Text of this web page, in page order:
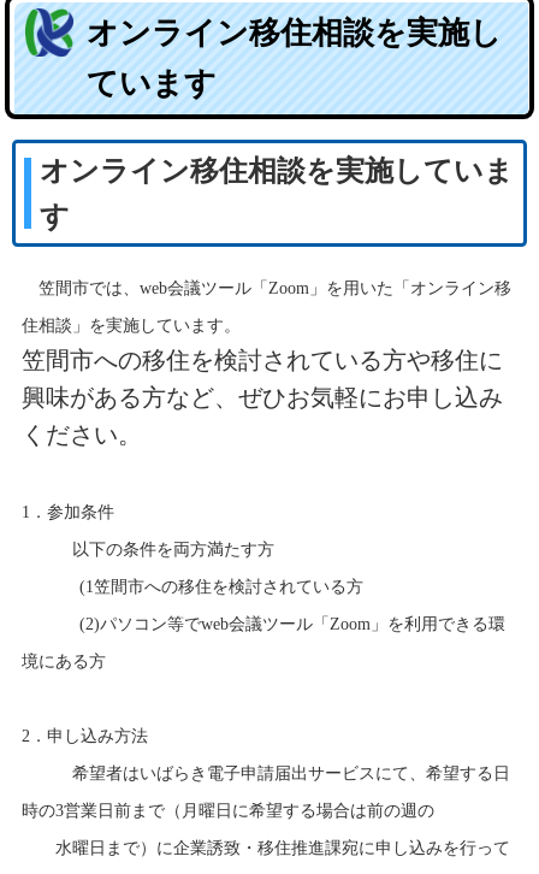
オンライン移住相談を実施し
ています
オンライン移住相談を実施していま
す
笠間市では、web会議ツール「Zoom」を用いた「オンライン移
住相談」を実施しています。
笠間市への移住を検討されている方や移住に
興味がある方など、ぜひお気軽にお申し込み
ください。
1．参加条件
以下の条件を両方満たす方
(1笠間市への移住を検討されている方
(2)パソコン等でweb会議ツール「Zoom」を利用できる環
境にある方
2．申し込み方法
希望者はいばらき電子申請届出サービスにて、希望する日
時の3営業日前まで（月曜日に希望する場合は前の週の
水曜日まで）に企業誘致・移住推進課宛に申し込みを行って